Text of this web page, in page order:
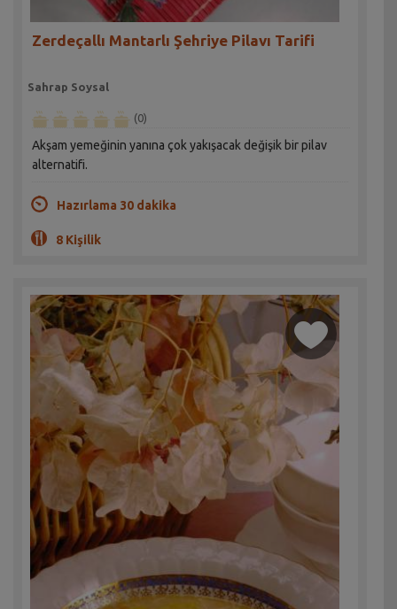
Zerdeçallı Mantarlı Şehriye Pilavı Tarifi
Sahrap Soysal
(0)
Akşam yemeğinin yanına çok yakışacak değişik bir pilav
alternatifi.
Hazırlama 30 dakika
8 Kişilik